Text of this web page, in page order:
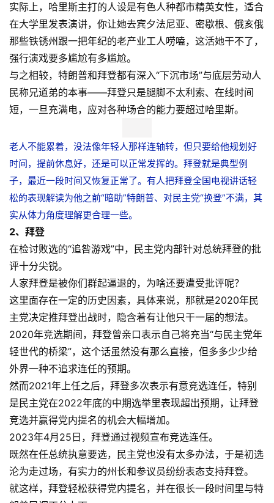
实际上，哈里斯主打的人设是有色人种都市精英女性，适合
在大学里发表演讲，你让她去宾夕法尼亚、密歇根、俄亥俄
那些铁锈州跟一把年纪的老产业工人唠嗑，这活她干不了，
强行演戏要多尴尬有多尴尬。
与之相较，特朗普和拜登都有深入“下沉市场”与底层劳动人
民称兄道弟的本事——拜登只是腿脚不太利索、在线时间
短，一旦充满电，应对各种场合的能力要超过哈里斯。
老人不能累着，没法像年轻人那样连轴转，但只要给他规划好
时间，提前休息好，还是可以正常发挥的。拜登就是典型例
子，最近一段时间又恢复正常了。有人把拜登全国电视讲话轻
松的表现解读为他之前“暗助”特朗普、对民主党“换登”不满，其
实从体力角度理解更合理一些。
2、拜登
在检讨败选的“追咎游戏”中，民主党内部针对总统拜登的批
评十分尖锐。
人家拜登是被你们群起逼退的，为啥还要遭受批评呢？
这里面存在一定的历史因素，具体来说，那就是2020年民
主党决定推拜登出战时，隐含着有让他只干一届的想法。
2020年竞选期间，拜登曾亲口表示自己将充当“与民主党年
轻世代的桥梁”，这个话虽然没有那么直接，但多多少少给
外界一种不追求连任的预期。
然而2021年上任之后，拜登多次表示有意竞选连任，特别
是民主党在2022年底的中期选举里表现超出预期，让拜登
竞选并赢得党内提名的机会大幅增加。
2023年4月25日，拜登通过视频宣布竞选连任。
既然在任总统执意要选，民主党也没有太多办法，于是初选
沦为走过场，有实力的州长和参议员纷纷表态支持拜登。
就这样，拜登轻松获得党内提名，并在很长一段时间里与特